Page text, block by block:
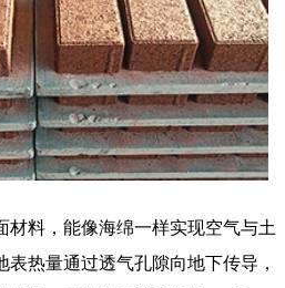
材料，能像海绵一样实现空气与土
热量通过透气孔隙向地下传导，